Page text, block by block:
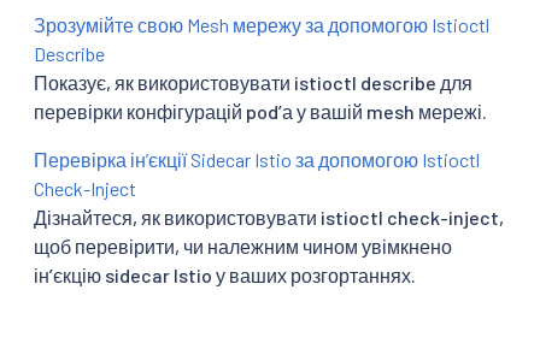
Зрозумійте свою Mesh мережу за допомогою Istioctl
Describe
Показує, як використовувати istioctl describe для
перевірки конфігурацій podʼа у вашій mesh мережі.
Перевірка інʼєкції Sidecar Istio за допомогою Istioctl
Check-Inject
Дізнайтеся, як використовувати istioctl check-inject,
щоб перевірити, чи належним чином увімкнено
інʼєкцію sidecar Istio у ваших розгортаннях.